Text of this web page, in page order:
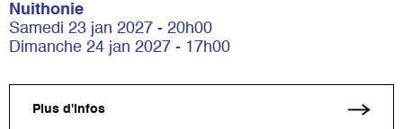
Nuithonie
Samedi 23 jan 2027 - 20h00
Dimanche 24 jan 2027 - 17h00
Plus d'infos